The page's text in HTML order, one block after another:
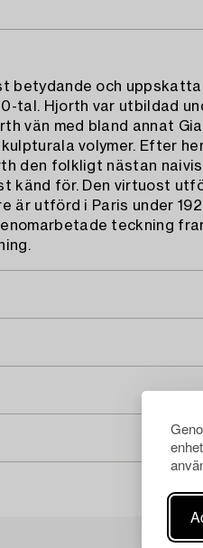
betydande och
tal. Hjorth var utbildad
vän med bland annat
volymer. Efter
den folkligt nästan
känd för. Den virtuost
är utförd i Paris under
teckning